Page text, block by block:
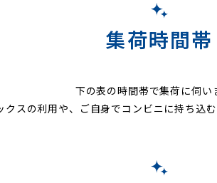
集荷時間帯
下の表の時間帯で集荷に伺い
クスの利用や、ご自身でコンビニに持ち込